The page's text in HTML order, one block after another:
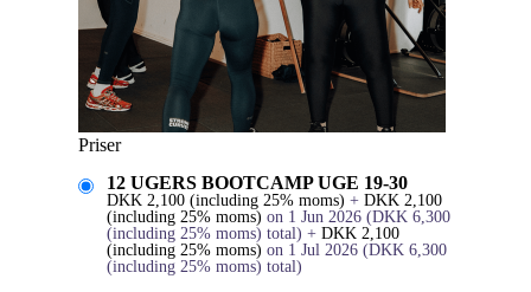
Priser
12 UGERS BOOTCAMP UGE 19-30
DKK 2,100 (including 25% moms) + DKK 2,100
(including 25% moms) on 1 Jun 2026 (DKK 6,300
(including 25% moms) total) + DKK 2,100
(including 25% moms) on 1 Jul 2026 (DKK 6,300
(including 25% moms) total)